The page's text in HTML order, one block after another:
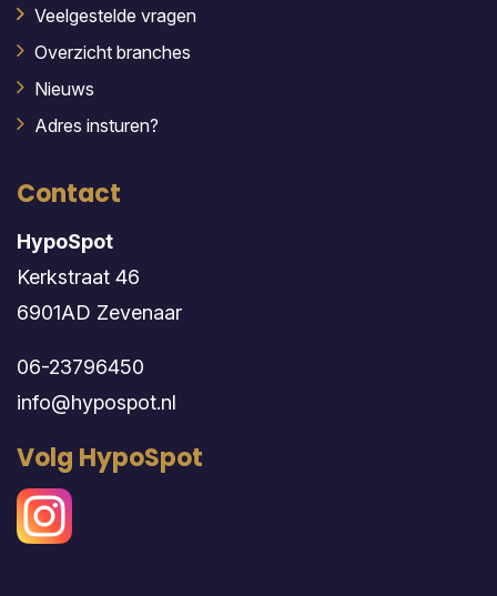
Veelgestelde vragen
Overzicht branches
Nieuws
Adres insturen?
Contact
HypoSpot
Kerkstraat 46
6901AD Zevenaar
06-23796450
info@hypospot.nl
Volg HypoSpot